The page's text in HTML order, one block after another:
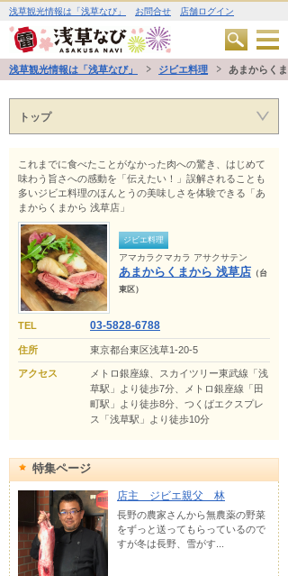
浅草観光情報は「浅草なび」 お問合せ 店舗ログイン
浅草観光情報は「浅草なび」 ジビエ料理 あまからく
トップ
これまでに食べたことがなかった肉への驚き、はじめて
味わう旨さへの感動を「伝えたい！」誤解されることも
多いジビエ料理のほんとうの美味しさを体験できる「あ
まからくまから 浅草店」
ジビエ料理
アマカラクマカラ アサクサテン
あまからくまから 浅草店 （台
東区）
TEL 03-5828-6788
住所 東京都台東区浅草1-20-5
アクセス
メトロ銀座線、スカイツリー東武線「浅
草駅」より徒歩7分、メトロ銀座線「田
町駅」より徒歩8分、つくばエクスプレ
ス「浅草駅」より徒歩10分
特集ページ
店主 ジビエ親父 林
長野の農家さんから無農薬の野菜
をずっと送ってもらっているので
すが冬は長野、雪がす...